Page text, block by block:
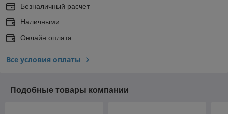
Безналичный расчет
Наличными
Онлайн оплата
Все условия оплаты
Подобные товары компании